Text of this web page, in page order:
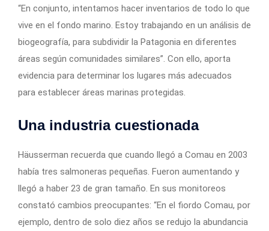
“En conjunto, intentamos hacer inventarios de todo lo que
vive en el fondo marino. Estoy trabajando en un análisis de
biogeografía, para subdividir la Patagonia en diferentes
áreas según comunidades similares”. Con ello, aporta
evidencia para determinar los lugares más adecuados
para establecer áreas marinas protegidas.
Una industria cuestionada
Häusserman recuerda que cuando llegó a Comau en 2003
había tres salmoneras pequeñas. Fueron aumentando y
llegó a haber 23 de gran tamaño. En sus monitoreos
constató cambios preocupantes: “En el fiordo Comau, por
ejemplo, dentro de solo diez años se redujo la abundancia